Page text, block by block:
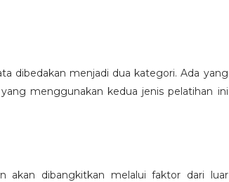
dibedakan menjadi dua kategori. Ada yang
menggunakan kedua jenis pelatihan ini
akan dibangkitkan melalui faktor dari luar